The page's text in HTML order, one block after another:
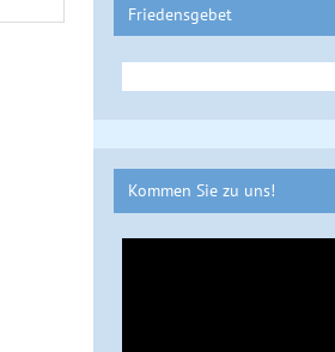
Friedensgebet
Kommen Sie zu uns!